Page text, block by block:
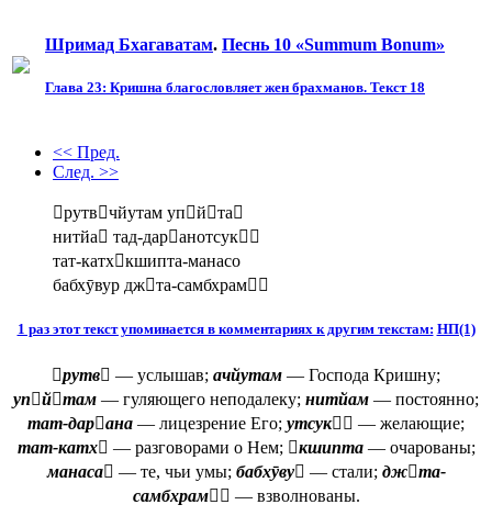
Шримад Бхагаватам. Песнь 10 «Summum Bonum»
Глава 23: Кришна благословляет жен брахманов. Текст 18
<< Пред.
След. >>
рутвчйутам упйта
нитйа тад-даранотсук
тат-катхкшипта-манасо
бабхӯвур джта-самбхрам
1 раз этот текст упоминается в комментариях к другим текстам: НП(1)
рутв — услышав; ачйутам — Господа Кришну;
упйтам — гуляющего неподалеку; нитйам — постоянно;
тат-дарана — лицезрение Его; утсук — желающие;
тат-катх — разговорами о Нем; кшипта— очарованы;
манаса — те, чьи умы; бабхӯву — стали; джта-
самбхрам — взволнованы.